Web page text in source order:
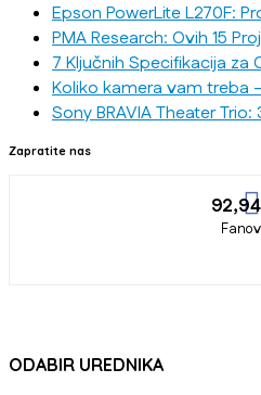
Epson PowerLite L270F:
PMA Research: Ovih 15
7 Ključnih Specifikacija
Koliko kamera vam treba
Sony BRAVIA Theater
Zapratite nas
ODABIR UREDNIKA